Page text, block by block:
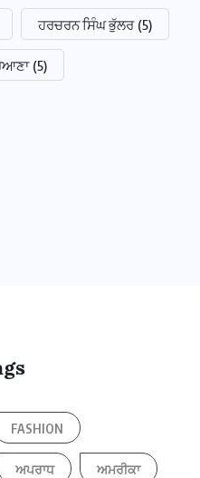
ਹਰਚਰਨ ਸਿੰਘ ਭੁੱਲਰ (5)
(5)
FASHION
ਅਪਰਾਧ ਅਮਰੀਕਾ